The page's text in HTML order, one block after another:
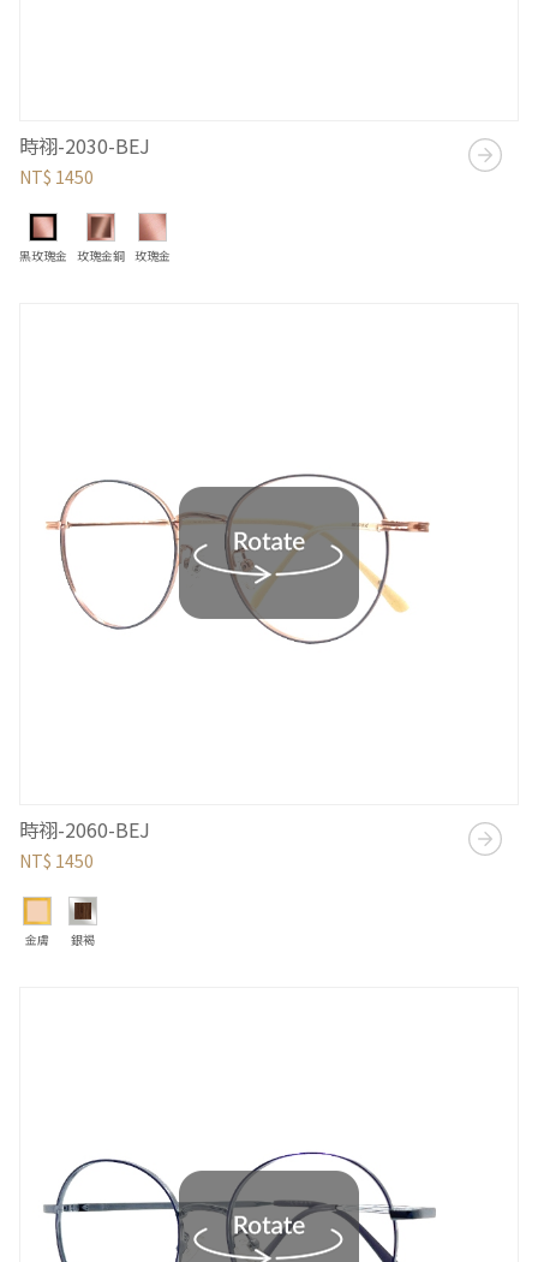
時祤-2030-BEJ
NT$ 1450
黑玫瑰金 玫瑰金銅 玫瑰金
時祤-2060-BEJ
NT$ 1450
金膚 銀褐